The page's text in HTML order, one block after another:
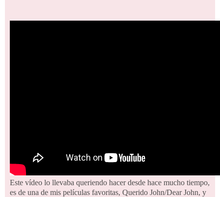
Este vídeo lo llevaba queriendo hacer desde hace mucho tiempo,
es de una de mis películas favoritas, Querido John/Dear John, y